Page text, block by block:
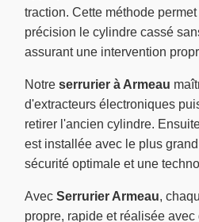
traction. Cette méthode
précision le cylindre cassé
assurant une intervention
Notre serrurier à Armeau
d'extracteurs électroniques
retirer l'ancien cylindre.
est installée avec le plus
sécurité optimale et une
Avec Serrurier Armeau,
propre, rapide et réalisée